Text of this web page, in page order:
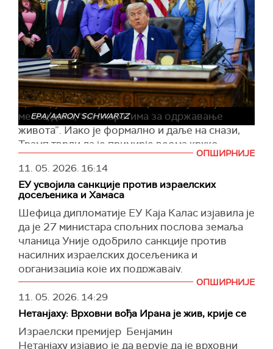
Трамп је поручио да је суштина америчког
плана једноставна – спречити Иран да развије
нуклеарно оружје. Навео је и да сваки будући
споразум мора да подразумева јасну обавезу
Техерана да обустави нуклеарни програм.
Амерички председник оценио је и да је
примирје између САД и Ирана, које траје
месец дана, "на апаратима за одржавање
живота”. Иако је формално и даље на снази,
Трамп тврди да је примирје веома крхко,
подсећајући да су обе стране после договора
размењивале ватру у Ормуском мореузу.
Говорећи о политичкој ситуацији у Ирану,
Трамп је рекао да унутар власти постоје
„умерени” и „екстремисти”. Према његовим
речима, умерени кругови желе договор са
САД, док се тврдолинијаши залажу за
наставак сукоба.
Трамп је оптужио Иран и да је одустао од
претходног договора који је подразумевао да
САД преузму и уклоне иранске залихе
преговорима прихватио ту могућност, али да
EPA/AARON SCHWARTZ
ОПШИРНИЈЕ
11. 05. 2026. 16:14
ЕУ усвојила санкције против израелских
досељеника и Хамаса
Шефица дипломатије ЕУ Каја Калас изјавила је
да је 27 министара спољних послова земаља
чланица Уније одобрило санкције против
насилних израелских досељеника и
организација које их подржавају.
Дипломате су одобриле и нове санкције
против лидера Хамаса.
"Готово је. Европска унија данас санкционише
главне израелске организације криве за
ОПШИРНИЈЕ
11. 05. 2026. 14:29
Нетанјаху: Врховни вођа Ирана је жив, крије се
Израелски премијер Бенјамин
Нетанјаху изјавио је да верује да је врховни